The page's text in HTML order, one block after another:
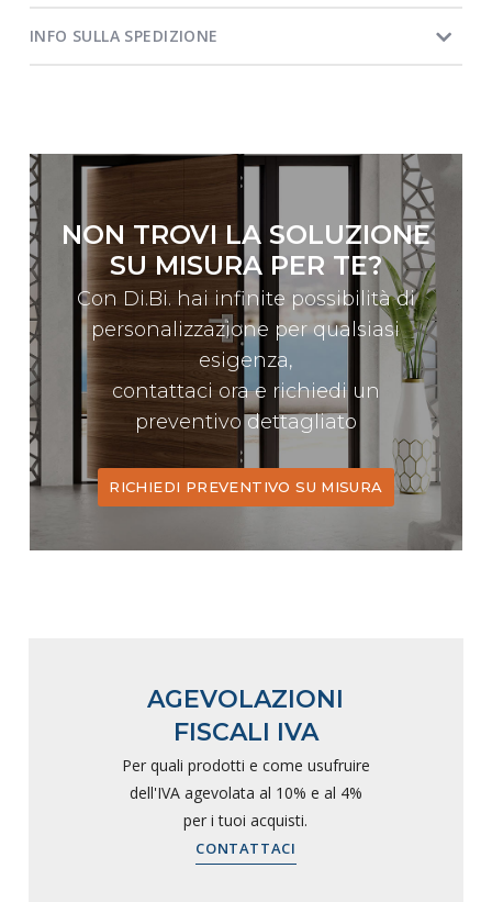
INFO SULLA SPEDIZIONE
NON TROVI LA SOLUZIONE
SU MISURA PER TE?
Con Di.Bi. hai infinite possibilità di
personalizzazione per qualsiasi
esigenza,
contattaci ora e richiedi un
preventivo dettagliato
RICHIEDI PREVENTIVO SU MISURA
AGEVOLAZIONI
FISCALI IVA
Per quali prodotti e come usufruire
dell'IVA agevolata al 10% e al 4%
per i tuoi acquisti.
CONTATTACI